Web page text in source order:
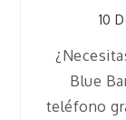
10
Blue
teléfono